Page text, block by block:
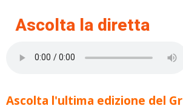
Ascolta la diretta
Ascolta l'ultima edizione del Gr